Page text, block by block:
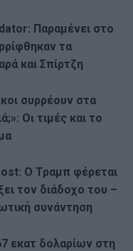
Παραμένει στο
τα
και Σπίρτζη
συρρέουν στα
Οι τιμές και το
Ο Τραμπ φέρεται
τον διάδοχο του –
συνάντηση
εκατ δολαρίων στη